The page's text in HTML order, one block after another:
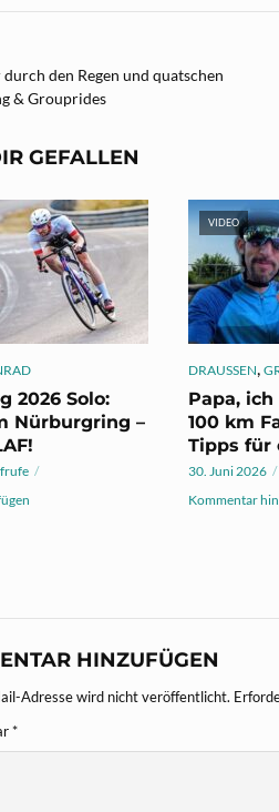
den Regen und quatschen
& Grouprides
GEFALLEN
2026 Solo:
Nürburgring –
VIDEO
DRAUSSEN,
Papa,
100 km
Tipps für
30. Juni 2026
Kommentar
HINZUFÜGEN
Adresse wird nicht veröffentlicht.
*